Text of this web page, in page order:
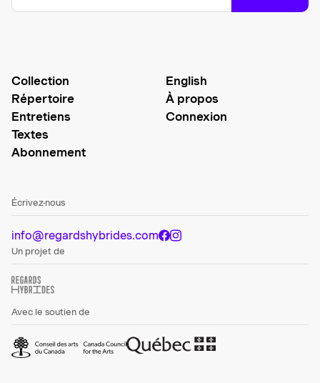
Collection
Répertoire
Entretiens
Textes
Abonnement
English
À propos
Connexion
Écrivez-nous
info@regardshybrides.com
Un projet de
Avec le soutien de